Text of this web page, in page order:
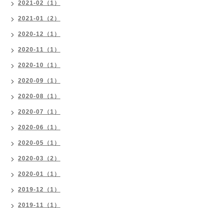
2021-02（1）
2021-01（2）
2020-12（1）
2020-11（1）
2020-10（1）
2020-09（1）
2020-08（1）
2020-07（1）
2020-06（1）
2020-05（1）
2020-03（2）
2020-01（1）
2019-12（1）
2019-11（1）